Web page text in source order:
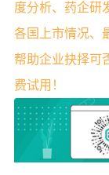
度分析、药企研
各国上市情况、
帮助企业抉择可
费试用！